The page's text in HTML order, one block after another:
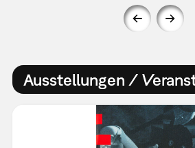
Ausstellungen /